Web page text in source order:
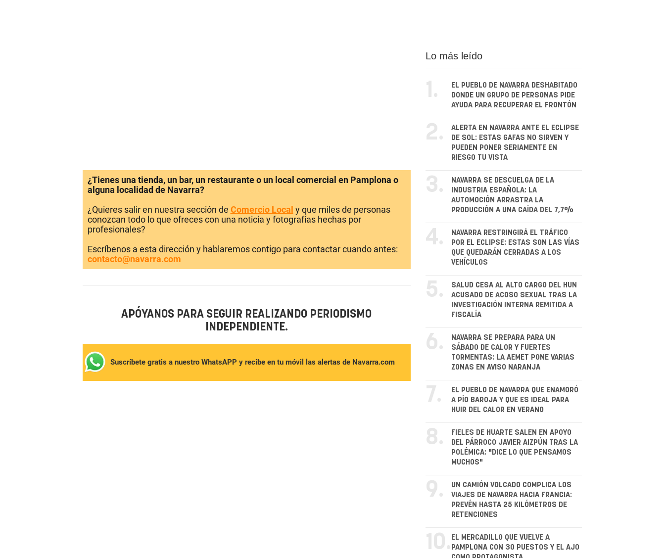
¿Tienes una tienda, un bar, un restaurante o un local comercial en Pamplona o
alguna localidad de Navarra?
¿Quieres salir en nuestra sección de Comercio Local y que miles de personas
conozcan todo lo que ofreces con una noticia y fotografías hechas por
profesionales?
Escríbenos a esta dirección y hablaremos contigo para contactar cuando antes:
contacto@navarra.com
APÓYANOS PARA SEGUIR REALIZANDO PERIODISMO
INDEPENDIENTE.
Suscríbete gratis a nuestro WhatsAPP y recibe en tu móvil las alertas de Navarra.com
Lo más leído
1.
EL PUEBLO DE NAVARRA DESHABITADO
DONDE UN GRUPO DE PERSONAS PIDE
AYUDA PARA RECUPERAR EL FRONTÓN
2.
ALERTA EN NAVARRA ANTE EL ECLIPSE
DE SOL: ESTAS GAFAS NO SIRVEN Y
PUEDEN PONER SERIAMENTE EN
RIESGO TU VISTA
3.
NAVARRA SE DESCUELGA DE LA
INDUSTRIA ESPAÑOLA: LA
AUTOMOCIÓN ARRASTRA LA
PRODUCCIÓN A UNA CAÍDA DEL 7,7%
4.
NAVARRA RESTRINGIRÁ EL TRÁFICO
POR EL ECLIPSE: ESTAS SON LAS VÍAS
QUE QUEDARÁN CERRADAS A LOS
VEHÍCULOS
5.
SALUD CESA AL ALTO CARGO DEL HUN
ACUSADO DE ACOSO SEXUAL TRAS LA
INVESTIGACIÓN INTERNA REMITIDA A
FISCALÍA
6.
NAVARRA SE PREPARA PARA UN
SÁBADO DE CALOR Y FUERTES
TORMENTAS: LA AEMET PONE VARIAS
ZONAS EN AVISO NARANJA
7.
EL PUEBLO DE NAVARRA QUE ENAMORÓ
A PÍO BAROJA Y QUE ES IDEAL PARA
HUIR DEL CALOR EN VERANO
8.
FIELES DE HUARTE SALEN EN APOYO
DEL PÁRROCO JAVIER AIZPÚN TRAS LA
POLÉMICA: "DICE LO QUE PENSAMOS
MUCHOS"
9.
UN CAMIÓN VOLCADO COMPLICA LOS
VIAJES DE NAVARRA HACIA FRANCIA:
PREVÉN HASTA 25 KILÓMETROS DE
RETENCIONES
10. EL MERCADILLO QUE VUELVE A
PAMPLONA CON 30 PUESTOS Y EL AJO